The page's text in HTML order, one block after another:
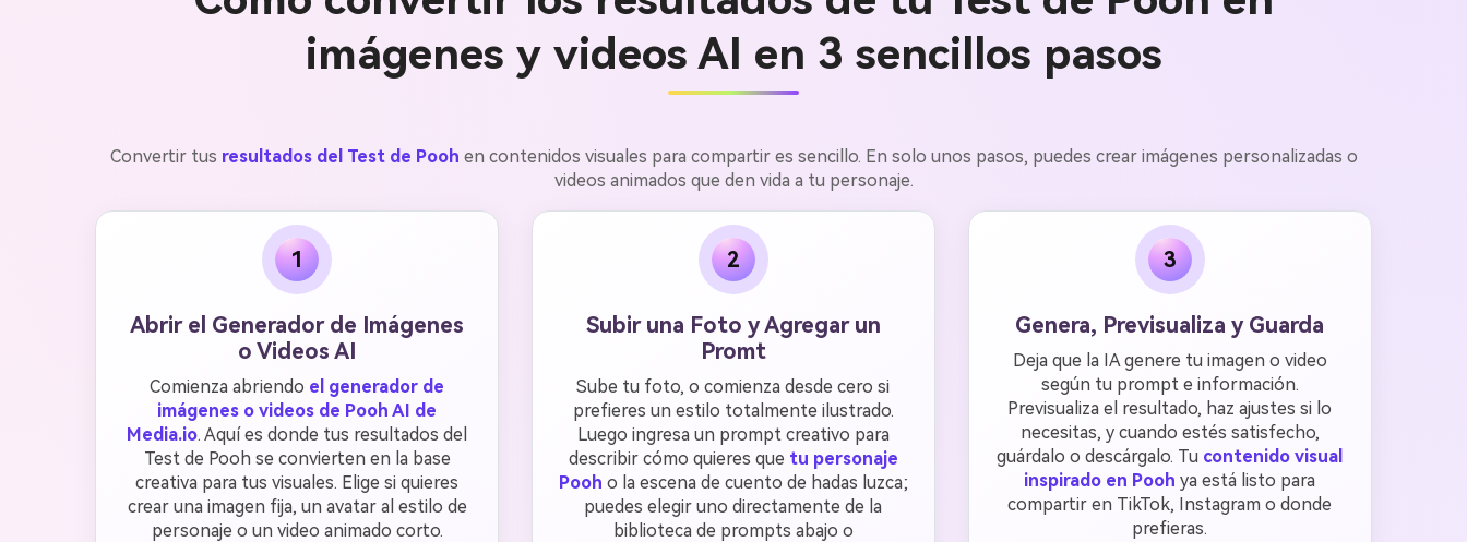
imágenes y videos AI en 3 sencillos pasos
Convertir tus resultados del Test de Pooh en contenidos visuales para compartir es sencillo. En solo unos pasos, puedes crear imágenes personalizadas o
videos animados que den vida a tu personaje.
1
Abrir el Generador de Imágenes
o Videos AI
Comienza abriendo el generador de
imágenes o videos de Pooh AI de
Media.io. Aquí es donde tus resultados del
Test de Pooh se convierten en la base
creativa para tus visuales. Elige si quieres
crear una imagen fija, un avatar al estilo de
personaje o un video animado corto.
2
Subir una Foto y Agregar un
Promt
Sube tu foto, o comienza desde cero si
prefieres un estilo totalmente ilustrado.
Luego ingresa un prompt creativo para
describir cómo quieres que tu personaje
Pooh o la escena de cuento de hadas luzca;
puedes elegir uno directamente de la
biblioteca de prompts abajo o
3
Genera, Previsualiza y Guarda
Deja que la IA genere tu imagen o video
según tu prompt e información.
Previsualiza el resultado, haz ajustes si lo
necesitas, y cuando estés satisfecho,
guárdalo o descárgalo. Tu contenido visual
inspirado en Poohya está listo para
compartir en TikTok, Instagram o donde
prefieras.